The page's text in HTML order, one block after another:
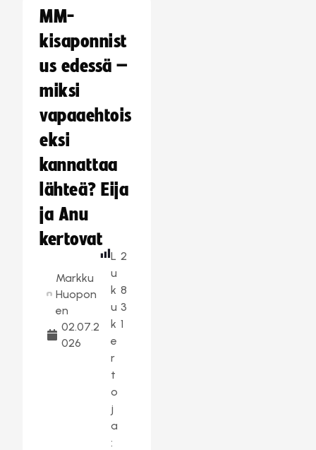
MM-
kisaponnist
us edessä –
miksi
vapaaehtois
eksi
kannattaa
lähteä? Eija
ja Anu
kertovat
Markku
Huopon
en
02.07.2
026
L
u
k
u
k
e
r
t
o
j
a
:
2
8
3
1